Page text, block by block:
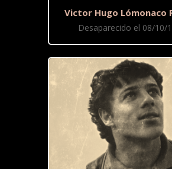
Victor Hugo Lómonaco
Desaparecido el 08/10/